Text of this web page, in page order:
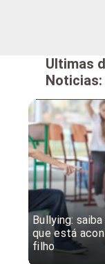
Ultimas
Noticias:
Bullying:
que está
filho